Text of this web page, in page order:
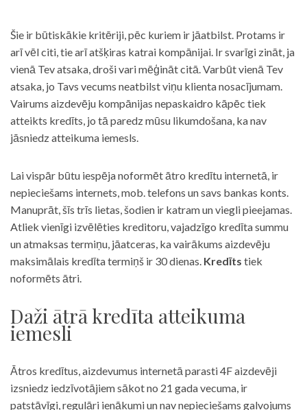
Šie ir būtiskākie kritēriji, pēc kuriem ir jāatbilst. Protams ir
arī vēl citi, tie arī atšķiras katrai kompānijai. Ir svarīgi zināt, ja
vienā Tev atsaka, droši vari mēģināt citā. Varbūt vienā Tev
atsaka, jo Tavs vecums neatbilst viņu klienta nosacījumam.
Vairums aizdevēju kompānijas nepaskaidro kāpēc tiek
atteikts kredīts, jo tā paredz mūsu likumdošana, ka nav
jāsniedz atteikuma iemesls.
Lai vispār būtu iespēja noformēt ātro kredītu internetā, ir
nepieciešams internets, mob. telefons un savs bankas konts.
Manuprāt, šīs trīs lietas, šodien ir katram un viegli pieejamas.
Atliek vienīgi izvēlēties kreditoru, vajadzīgo kredīta summu
un atmaksas termiņu, jāatceras, ka vairākums aizdevēju
maksimālais kredīta termiņš ir 30 dienas. Kredīts tiek
noformēts ātri.
Daži ātrā kredīta atteikuma
iemesli
Ātros kredītus, aizdevumus internetā parasti 4F aizdevēji
izsniedz iedzīvotājiem sākot no 21 gada vecuma, ir
patstāvīgi, regulāri ienākumi un nav nepieciešams galvojums